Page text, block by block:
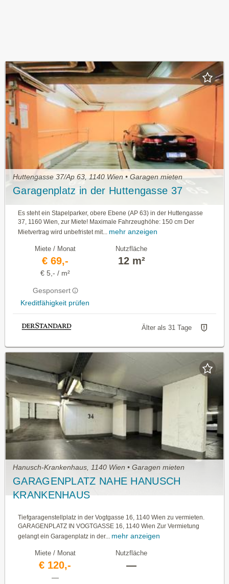
Huttengasse 37/Ap 63, 1140 Wien • Garagen mieten
Garagenplatz in der Huttengasse 37
Es steht ein Stapelparker, obere Ebene (AP 63) in der Huttengasse
37, 1160 Wien, zur Miete! Maximale Fahrzeughöhe: 150 cm Der
Mietvertrag wird unbefristet mit...
mehr anzeigen
Miete / Monat
€ 69,-
€ 5,- / m²
Gesponsert
Kreditfähigkeit prüfen
Nutzfläche
12 m²
Älter als 31 Tage
Hanusch-Krankenhaus, 1140 Wien • Garagen mieten
GARAGENPLATZ NAHE HANUSCH
KRANKENHAUS
Tiefgaragenstellplatz in der Vogtgasse 16, 1140 Wien zu vermieten.
GARAGENPLATZ IN VOGTGASSE 16, 1140 Wien Zur Vermietung
gelangt ein Garagenplatz in der... mehr anzeigen
Miete / Monat
€ 120,-
—
Nutzfläche
—